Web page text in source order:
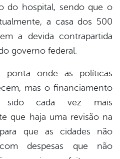
do hospital, sendo que o
a casa dos 500
a devida contrapartida
governo federal.
ponta onde as políticas
mas o financiamento
sido cada vez mais
que haja uma revisão na
que as cidades não
despesas que não